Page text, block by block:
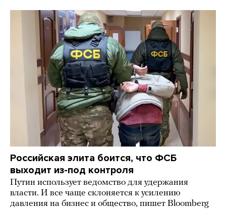
Российская элита боится, что ФСБ
выходит из-под контроля
Путин использует ведомство для удержания
власти. И все чаще склоняется к усилению
давления на бизнес и общество, пишет Bloomberg